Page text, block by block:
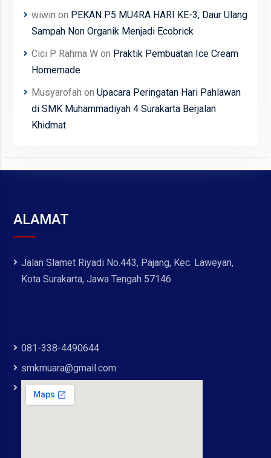
wiwin on PEKAN P5 MU4RA HARI KE-3, Daur Ulang
Sampah Non Organik Menjadi Ecobrick
Cici P Rahma Won Praktik Pembuatan Ice Cream
Homemade
Musyarofah on Upacara Peringatan Hari Pahlawan
di SMK Muhammadiyah 4 Surakarta Berjalan
Khidmat
ALAMAT
Jalan Slamet Riyadi No.443, Pajang, Kec. Laweyan,
Kota Surakarta, Jawa Tengah 57146
081-338-4490644
smkmuara@gmail.com